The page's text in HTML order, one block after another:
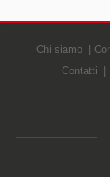
Chi siamo
Contatti